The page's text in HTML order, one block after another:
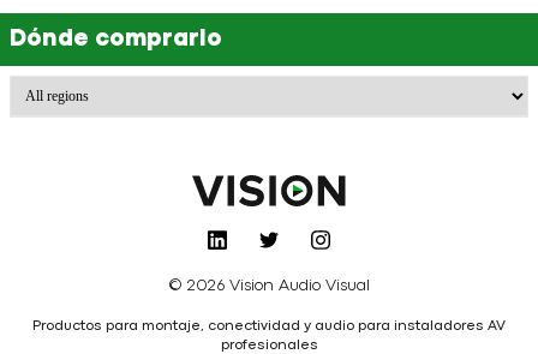
Dónde comprarlo
© 2026 Vision Audio Visual
Productos para montaje, conectividad y audio para instaladores AV
profesionales